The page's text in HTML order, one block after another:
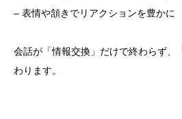
– 表情や頷きでリアクションを豊かに
会話が「情報交換」だけで終わらず、
わります。